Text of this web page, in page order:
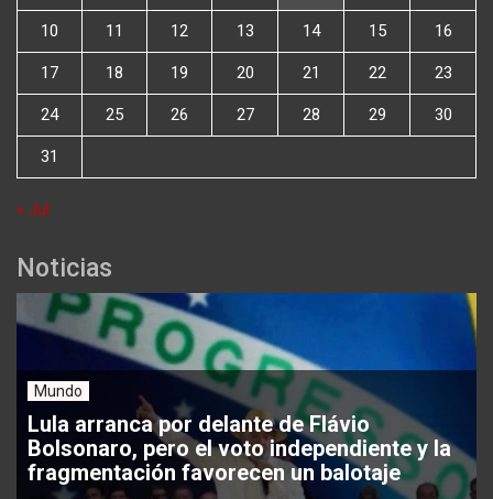
10 11 12 13 14 15 16
17 18 19 20 21 22 23
24 25 26 27 28 29 30
31
« Jul
Noticias
Mundo
Lula arranca por delante de Flávio
Bolsonaro, pero el voto independiente y la
fragmentación favorecen un balotaje